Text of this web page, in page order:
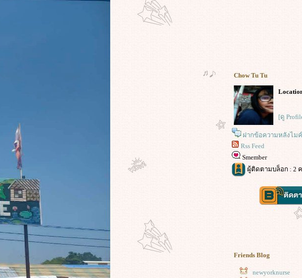
Chow Tu Tu
[ดู
ฝากข้อความหลังไมค์
Rss Feed
Smember
ผู้ติดตามบล็อก : 2
Friends Blog
newyorknurse